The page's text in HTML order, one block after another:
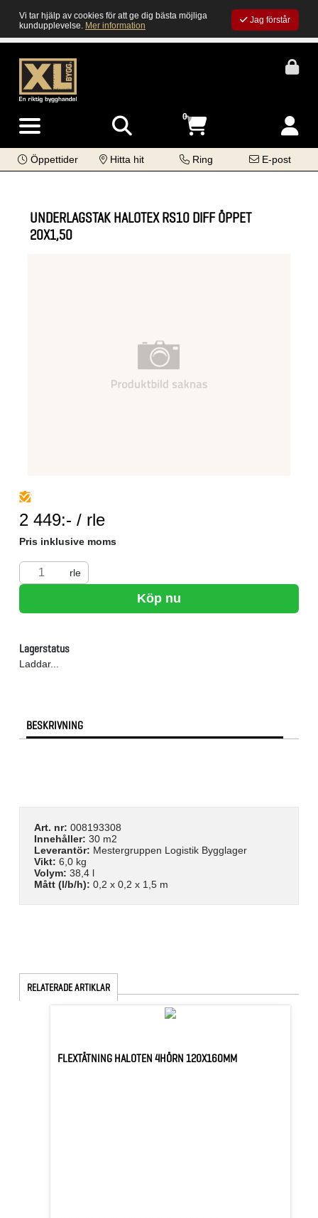
Vi tar hjälp av cookies för att ge dig bästa möjliga
kundupplevelse. Mer information
Jag förstår
0
Öppettider Hitta hit Ring E-post
UNDERLAGSTAK HALOTEX RS10 DIFF ÖPPET
20X1,50
2 449:- / rle
Pris inklusive moms
rle
Köp nu
Lagerstatus
Laddar...
BESKRIVNING
Art. nr: 008193308
Innehåller: 30 m2
Leverantör: Mestergruppen Logistik Bygglager
Vikt: 6,0 kg
Volym: 38,4 l
Mått (l/b/h): 0,2 x 0,2 x 1,5 m
RELATERADE ARTIKLAR
FLEXTÄTNING HALOTEN 4HÖRN 120X160MM